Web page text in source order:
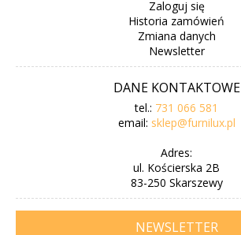
Zaloguj się
Historia zamówień
Zmiana danych
Newsletter
DANE KONTAKTOWE
tel.: 731 066 581
email: sklep@furnilux.pl
Adres:
ul. Kościerska 2B
83-250 Skarszewy
NEWSLETTER